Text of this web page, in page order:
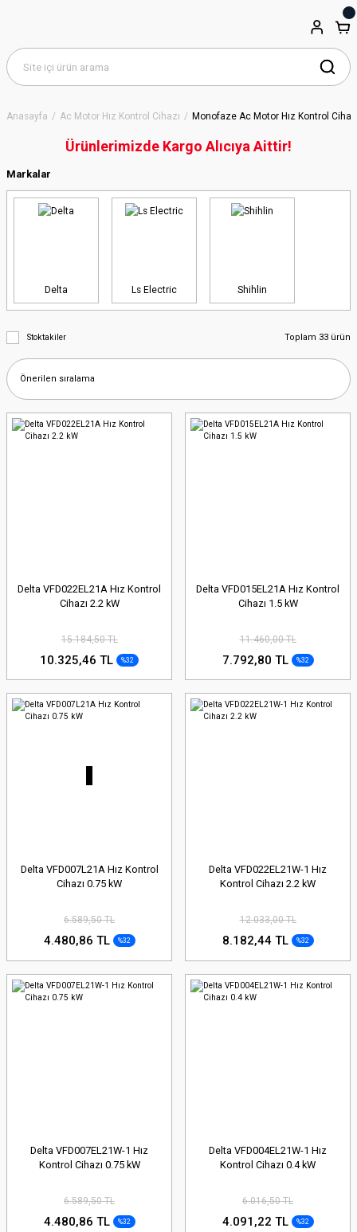
Anasayfa Ac Motor Hız Kontrol Cihazı Monofaze Ac Motor Hız Kontrol
Ürünlerimizde Kargo Alıcıya Aittir!
Markalar
Delta Ls Electric Shihlin
Stoktakiler Toplam 33 ürün
Delta VFD022EL21A Hız Kontrol
Cihazı 2.2 kW
15.184,50 TL
10.325,46 TL %32
Delta VFD015EL21A Hız Kontrol
Cihazı 1.5 kW
11.460,00 TL
7.792,80 TL %32
Delta VFD007L21A Hız Kontrol
Cihazı 0.75 kW
6.589,50 TL
4.480,86 TL %32
Delta VFD022EL21W-1 Hız
Kontrol Cihazı 2.2 kW
12.033,00 TL
8.182,44 TL %32
Delta VFD007EL21W-1 Hız
Kontrol Cihazı 0.75 kW
6.589,50 TL
4.480,86 TL %32
Delta VFD004EL21W-1 Hız
Kontrol Cihazı 0.4 kW
6.016,50 TL
4.091,22 TL %32